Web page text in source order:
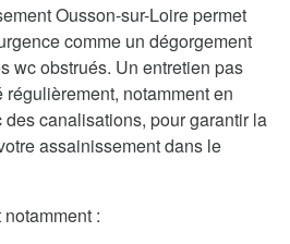
Ousson-sur-Loire permet
comme un dégorgement
wc obstrués. Un entretien pas
notamment en
canalisations, pour garantir la
assainissement dans le
: